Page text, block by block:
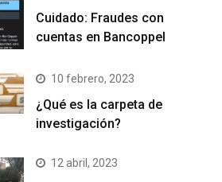
Cuidado: Fraudes con
cuentas en Bancoppel
10 febrero, 2023
¿Qué es la carpeta de
investigación?
12 abril, 2023